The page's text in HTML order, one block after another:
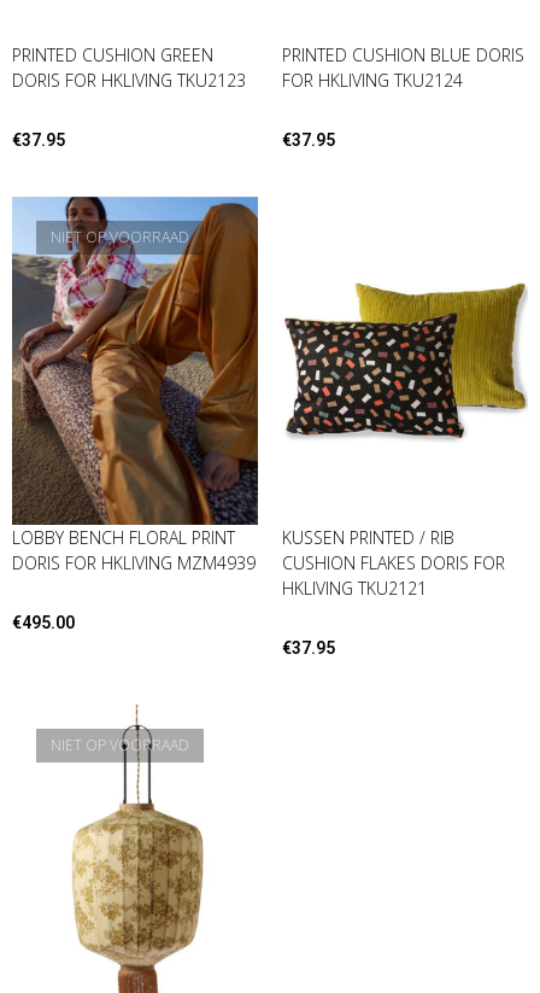
PRINTED CUSHION GREEN
DORIS FOR HKLIVING TKU2123
€37.95
PRINTED CUSHION BLUE DORIS
FOR HKLIVING TKU2124
€37.95
NIET OP VOORRAAD
LOBBY BENCH FLORAL PRINT
DORIS FOR HKLIVING MZM4939
€495.00
KUSSEN PRINTED / RIB
CUSHION FLAKES DORIS FOR
HKLIVING TKU2121
€37.95
NIET OP VOORRAAD